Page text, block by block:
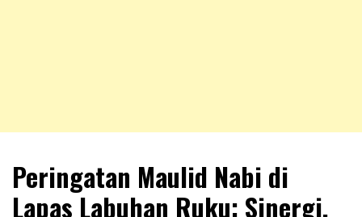
NKRIPOST
Peringatan Maulid Nabi di
Lapas Labuhan Ruku: Sinergi,